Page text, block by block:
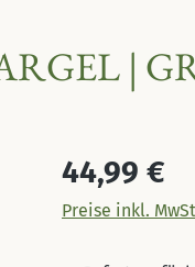
|
Regulärer Preis:
44,99 €
Preise inkl.